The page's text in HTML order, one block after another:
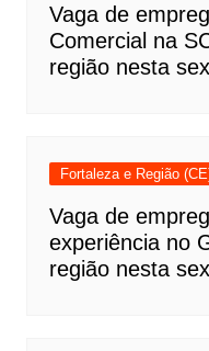
Vaga de
Comercial na
região nesta
Fortaleza e Região
Vaga de
experiência no
região nesta